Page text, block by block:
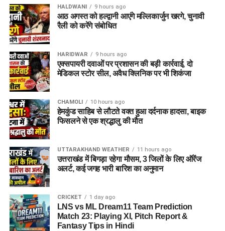
बायोडाटा / रिज़्यूमे (Resume)(2-3 प्रतियां)
मूल शैक्षिक प्रमाण पत्रएवं उनकी छायाप्रतियां
(Photocopies)
सेवायोजन कार्यालय का पंजीयन कार्ड
पासपोर्ट साइज फोटो
वैध पहचान पत्र
विभाग ने जिले के सभी योग्य एवं इच्छुक युवाओं से अपील की है कि वे समय
पर अपना पंजीकरण कराकर इस रोजगार अवसर का लाभ उठाएं।
HALDWANI 9 hours ago
आठ अगस्त को हल्द्वानी आएंगे मल्लिकार्जुन खरगे, चुनावी
रैली को करेंगे संबोधित
HARIDWAR 9 hours ago
एक्सपायरी दवाओं पर प्रशासन की बड़ी कार्रवाई, दो
मेडिकल स्टोर सील, अवैध क्लिनिक पर भी शिकंजा
CHAMOLI 10 hours ago
हेमकुंड साहिब से लौटते वक्त हुआ दर्दनाक हादसा, बाइक
फिसलने से एक श्रद्धालु की मौत
UTTARAKHAND WEATHER 11 hours ago
उत्तराखंड में बिगड़ा रहेगा मौसम, 3 जिलों के लिए ऑरेंज
अलर्ट, कई जगह भारी बारिश का अनुमान
CRICKET 1 day ago
LNS vs ML Dream11 Team Prediction
Match 23: Playing XI, Pitch Report &
Fantasy Tips in Hindi